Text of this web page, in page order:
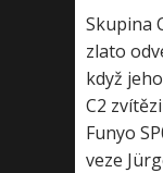
Skupina
zlato
když
C2
Funyo
veze